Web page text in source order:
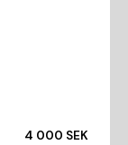
4 000 SEK